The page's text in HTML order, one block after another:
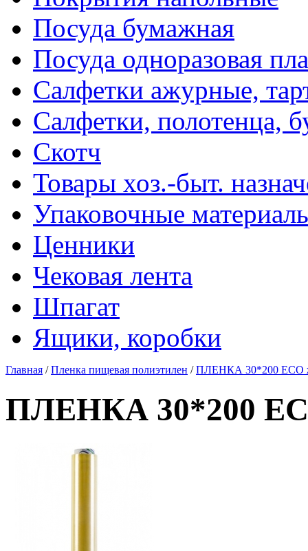
Посуда бумажная
Посуда одноразовая
Салфетки ажурные,
Салфетки, полотенца,
Скотч
Товары хоз.-быт.
Упаковочные
Ценники
Чековая лента
Шпагат
Ящики, коробки
Главная /Пленка пищевая полиэтилен /ПЛЕНКА 30*200 ECO
ПЛЕНКА 30*200